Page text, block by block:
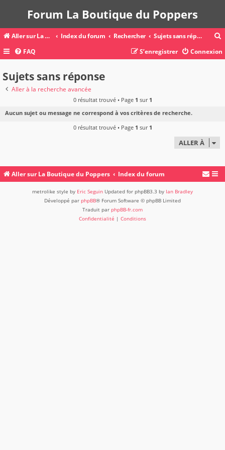
Forum La Boutique du Poppers
Aller sur La Boutique du Poppers Index du forum Rechercher Sujets sans réponse
c
FAQ Connexion
S’enregistrer
Sujets sans réponse
Aller à la recherche avancée
0 résultat trouvé • Page 1 sur 1
Aucun sujet ou message ne correspond à vos critères de recherche.
0 résultat trouvé • Page 1 sur 1
ALLER À
Aller sur La Boutique du Poppers Index du forum
metrolike style by Eric Seguin Updated for phpBB3.3 by Ian Bradley
Développé par phpBB® Forum Software © phpBB Limited
Traduit par phpBB-fr.com
Confidentialité | Conditions